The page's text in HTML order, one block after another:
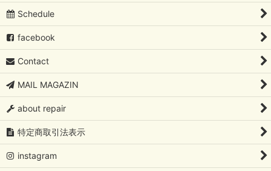
Schedule
facebook
Contact
MAIL MAGAZIN
about repair
特定商取引法表示
instagram